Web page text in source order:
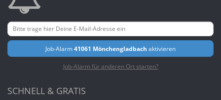
Job-Alarm41061 Mönchengladbach aktivieren
Job-Alarm für anderen Ort starten?
SCHNELL & GRATIS